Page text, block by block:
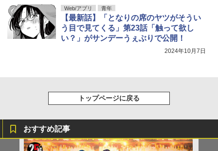
Web/アプリ 青年
【最新話】「となりの席のヤツがそうい
う目で見てくる」第23話「触って欲し
い？」がサンデーうぇぶりで公開！
2024年10月7日
トップページに戻る
おすすめ記事